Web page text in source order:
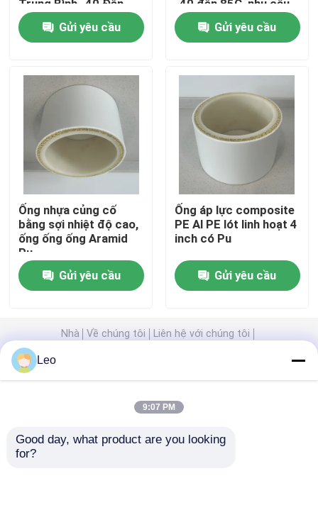
Kiểm soát chất lượng
Liên hệ chúng tôi
Tin tức
Yêu cầu báo giá
Ống nhựa nhiệt dẻo gia cố
Ống composite nhựa nhiệt dẻo
Ống composite áp suất cao
Trung Bình -40 Đến
85C
Gửi yêu cầu
-40 đến 85C, nhu cầu
cao
Gửi yêu cầu
Ống nhựa củng cố
bằng sợi nhiệt độ cao,
ống ống ống Aramid
Pu
Gửi yêu cầu
Ống áp lực composite
PE Al PE lót linh hoạt 4
inch có Pu
Gửi yêu cầu
Nhà Về chúng tôi
Liên hệ với chúng tôi
trung quốc.Copyright © 2026 Baoji Tianlian
Leo
9:07 PM
Good day, what product are you looking
for?